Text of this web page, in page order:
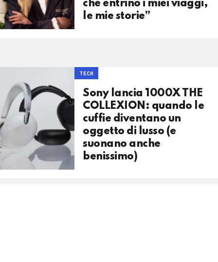
che entrino i miei viaggi,
le mie storie”
TECH
Sony lancia 1000X THE
COLLEXION: quando le
cuffie diventano un
oggetto di lusso (e
suonano anche
benissimo)